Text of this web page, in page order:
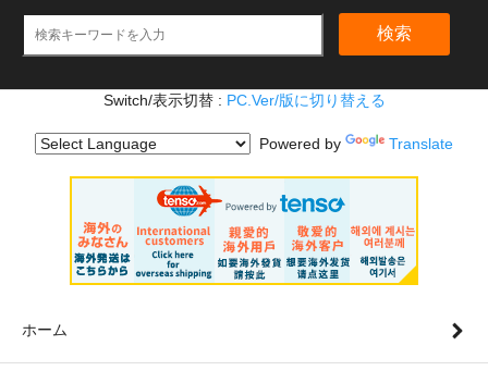
検索
Switch/表示切替 : PC.Ver/版に切り替える
Powered by Translate
ホーム